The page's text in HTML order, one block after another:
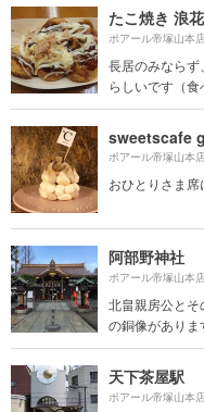
たこ焼き 浪
ポアール帝塚山本
長居のみなら
らしいです（食
sweetscafe
ポアール帝塚山本
おひとりさま席
阿部野神社
ポアール帝塚山本
北畠親房公と
の銅像がありま
天下茶屋駅
ポアール帝塚山本